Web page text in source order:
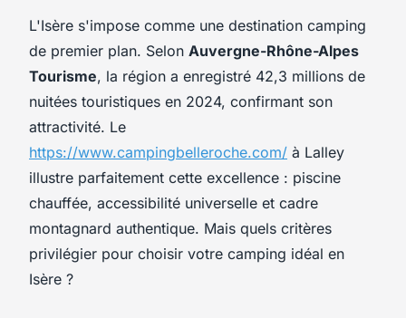
L'Isère s'impose comme une destination camping
de premier plan. Selon Auvergne-Rhône-Alpes
Tourisme, la région a enregistré 42,3 millions de
nuitées touristiques en 2024, confirmant son
attractivité. Le
https://www.campingbelleroche.com/ à Lalley
illustre parfaitement cette excellence : piscine
chauffée, accessibilité universelle et cadre
montagnard authentique. Mais quels critères
privilégier pour choisir votre camping idéal en
Isère ?